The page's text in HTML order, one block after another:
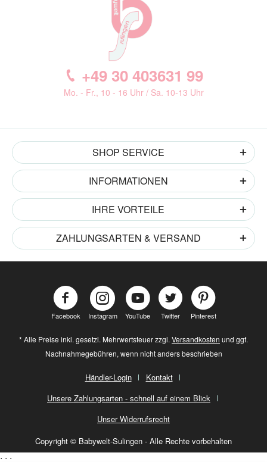
+49 30 403631 99
Mo. - Fr., 10 - 16 Uhr / Sa. 10-13 Uhr
SHOP SERVICE
INFORMATIONEN
IHRE VORTEILE
ZAHLUNGSARTEN & VERSAND
Facebook Instagram YouTube Twitter Pinterest
* Alle Preise inkl. gesetzl. Mehrwertsteuer zzgl. Versandkosten und ggf.
Nachnahmegebühren, wenn nicht anders beschrieben
Händler-Login
Kontakt
Unsere Zahlungsarten - schnell auf einem Blick
Unser Widerrufsrecht
Copyright © Babywelt-Sulingen - Alle Rechte vorbehalten
; ; ;